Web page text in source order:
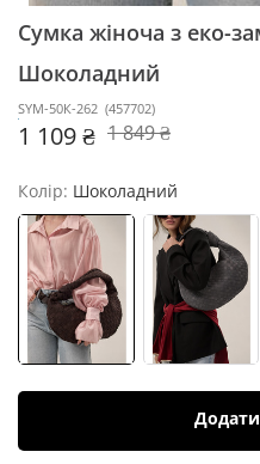
Сумка жіноча з еко-
Шоколадний
SYM-50К-262 (457702)
1 109 ₴ 1 849 ₴
Колір: Шоколадний